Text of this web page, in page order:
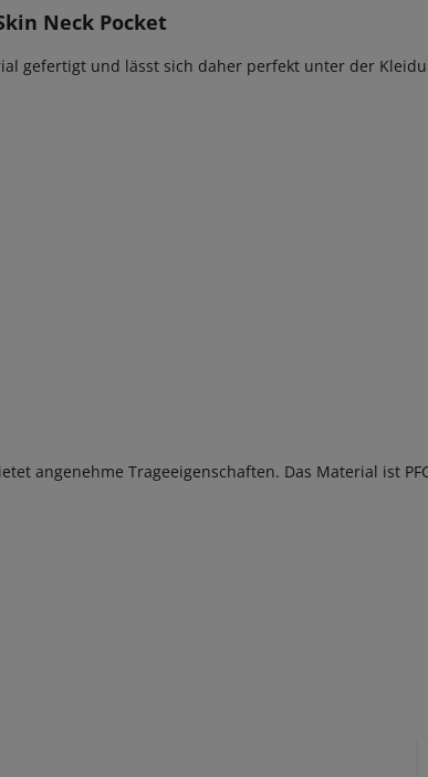
Neck Pocket
gefertigt und lässt sich daher perfekt unter der
angenehme Trageeigenschaften. Das Material ist